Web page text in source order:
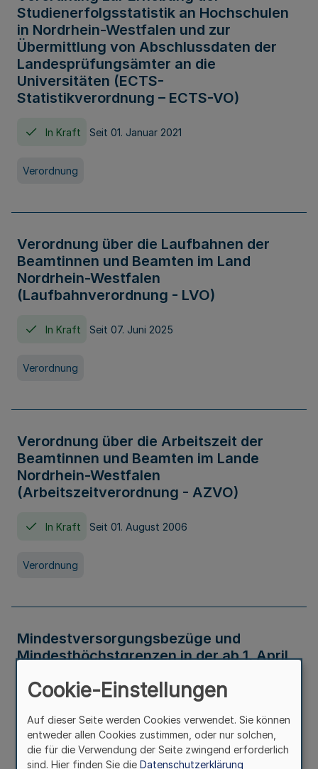
Studienerfolgsstatistik an Hochschulen
in Nordrhein-Westfalen und zur
Übermittlung von Abschlussdaten der
Landesprüfungsämter an die
Universitäten (ECTS-
Statistikverordnung – ECTS-VO)
In Kraft Seit 01. Januar 2021
Verordnung
Verordnung über die Laufbahnen der
Beamtinnen und Beamten im Land
Nordrhein-Westfalen
(Laufbahnverordnung - LVO)
In Kraft Seit 07. Juni 2025
Verordnung
Verordnung über die Arbeitszeit der
Beamtinnen und Beamten im Lande
Nordrhein-Westfalen
(Arbeitszeitverordnung - AZVO)
In Kraft Seit 01. August 2006
Verordnung
Mindestversorgungsbezüge und
Mindesthöchstgrenzen in der ab 1. April
Verwaltungsvorschrift
Cookie-Einstellungen
Auf dieser Seite werden Cookies verwendet. Sie können
entweder allen Cookies zustimmen, oder nur solchen,
die für die Verwendung der Seite zwingend erforderlich
sind. Hier finden Sie die Datenschutzerklärung